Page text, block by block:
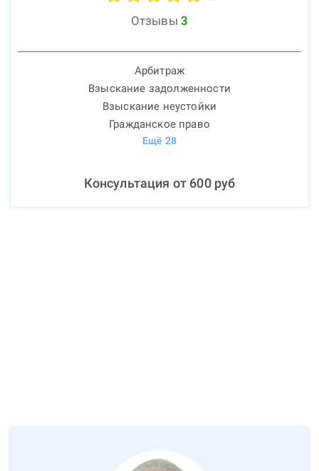
Отзывы 3
Арбитраж
Взыскание задолженности
Взыскание неустойки
Гражданское право
Ещё 28
Консультация от 600руб